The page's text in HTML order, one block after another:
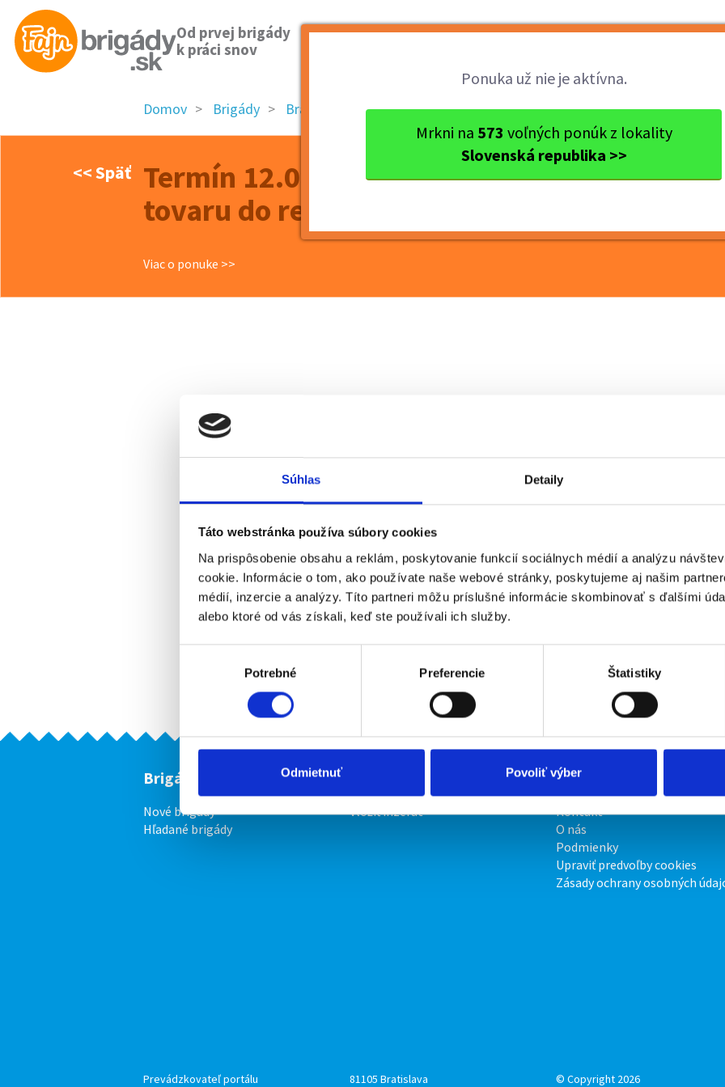
Súhlas Detaily
Táto webstránka používa súbory cookies
Na prispôsobenie obsahu a reklám, poskytovanie funkcií sociálnych médií a analýzu
cookie. Informácie o tom, ako používate naše webové stránky, poskytujeme aj našim
médií, inzercie a analýzy. Títo partneri môžu príslušné informácie skombinovať s ďalšími
alebo ktoré od vás získali, keď ste používali ich služby.
Potrebné Preferencie Štatistiky
Odmietnuť Povoliť výber
Od prvej brigády
k práci snov
Ponuka už nie je aktívna.
Mrkni na 573 voľných ponúk z lokality
Slovenská republika >>
Domov Brigády Bratislavský kraj Ok. Bratislava Bratislava Termín 12.06. Pokladník
<< Späť Termín 12.06. Pokladník / dokladač
tovaru do regálov v obchodnom reťazci
Viac o ponuke >>
Brigádnici
Nové brigády
Hľadané brigády
Vložiť inzerát
O portáli
Kontakt
O nás
Podmienky
Upraviť predvoľby cookies
Zásady ochrany osobných
Prevádzkovateľ portálu 81105 Bratislava © Copyright 2026